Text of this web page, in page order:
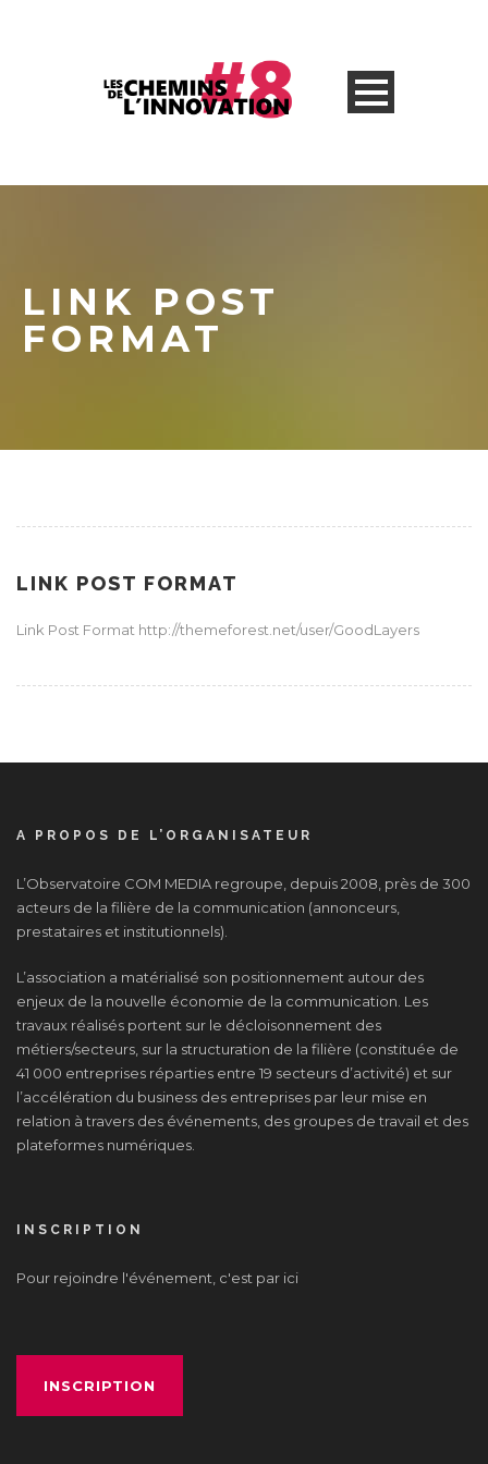
LINK POST
FORMAT
LINK POST FORMAT
Link Post Format http://themeforest.net/user/GoodLayers
A PROPOS DE L’ORGANISATEUR
L’Observatoire COM MEDIA regroupe, depuis 2008, près de 300
acteurs de la filière de la communication (annonceurs,
prestataires et institutionnels).
L’association a matérialisé son positionnement autour des
enjeux de la nouvelle économie de la communication. Les
travaux réalisés portent sur le décloisonnement des
métiers/secteurs, sur la structuration de la filière (constituée de
41 000 entreprises réparties entre 19 secteurs d’activité) et sur
l’accélération du business des entreprises par leur mise en
relation à travers des événements, des groupes de travail et des
plateformes numériques.
INSCRIPTION
Pour rejoindre l'événement, c'est par ici
INSCRIPTION